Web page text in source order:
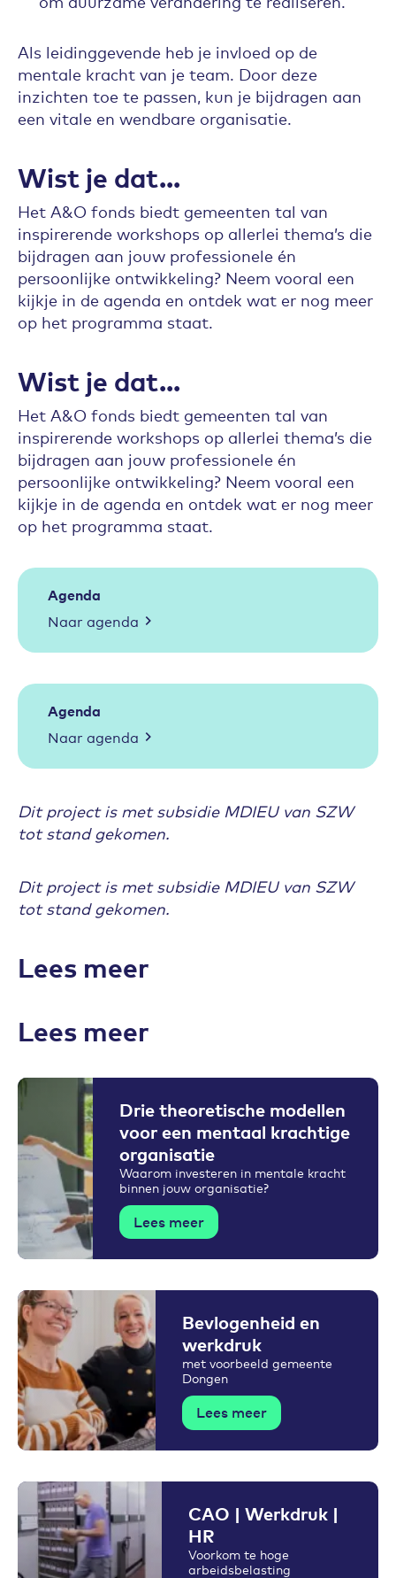
Als leidinggevende heb je invloed op de
mentale kracht van je team. Door deze
inzichten toe te passen, kun je bijdragen aan
een vitale en wendbare organisatie.
Wist je dat...
Het A&O fonds biedt gemeenten tal van
inspirerende workshops op allerlei thema’s die
bijdragen aan jouw professionele én
persoonlijke ontwikkeling? Neem vooral een
kijkje in de agenda en ontdek wat er nog meer
op het programma staat.
Wist je dat...
Het A&O fonds biedt gemeenten tal van
inspirerende workshops op allerlei thema’s die
bijdragen aan jouw professionele én
persoonlijke ontwikkeling? Neem vooral een
kijkje in de agenda en ontdek wat er nog meer
op het programma staat.
Agenda
Naar agenda
Agenda
Naar agenda
Dit project is met subsidie MDIEU van SZW
tot stand gekomen.
Dit project is met subsidie MDIEU van SZW
tot stand gekomen.
Lees meer
Lees meer
Drie theoretische modellen
voor een mentaal krachtige
organisatie
Waarom investeren in mentale kracht
binnen jouw organisatie?
Lees meer
Bevlogenheid en
werkdruk
met voorbeeld gemeente
Dongen
Lees meer
CAO | Werkdruk |
HR
Voorkom te hoge
arbeidsbelasting